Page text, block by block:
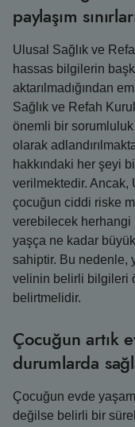
paylaşım
Ulusal Sağlık ve
hassas bilgilerin
aktarılmadığından
Sağlık ve Refah
önemli bir
olarak
hakkındaki her şeyi
verilmektedir. Ancak,
çocuğun ciddi riske
verebilecek
yaşça ne kadar
sahiptir. Bu nedenle,
velinin belirli bilgileri
belirtmelidir.
Çocuğun artık
durumlarda
Çocuğun evde
değilse belirli bir